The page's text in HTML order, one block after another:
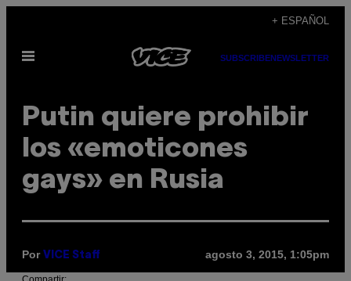
contenido
+ ESPAÑOL
Abrir
SUBSCRIBENEWSLETTER
Putin quiere prohibir
los «emoticones
gays» en Rusia
Por VICE Staff agosto 3, 2015, 1:05pm